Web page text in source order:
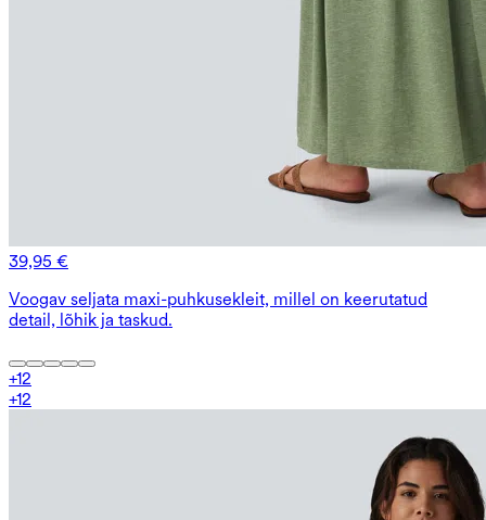
39,95 €
Voogav seljata maxi-puhkusekleit, millel on keerutatud
detail, lõhik ja taskud.
+12
+12